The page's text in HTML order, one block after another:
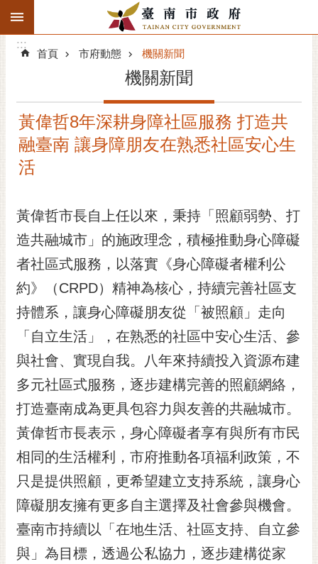
跳到主要內容區塊
搜
階
精彩府城
市府動態
市政資訊
市民互動
偉
哲
光
花
桐
花
祭
網
站
:::
:::
首頁 市府動態 機關新聞
機關新聞
黃偉哲8年深耕身障社區服務 打造共
融臺南 讓身障朋友在熟悉社區安心生
活
黃偉哲市長自上任以來，秉持「照顧弱勢、打
造共融城市」的施政理念，積極推動身心障礙
者社區式服務，以落實《身心障礙者權利公
約》（CRPD）精神為核心，持續完善社區支
持體系，讓身心障礙朋友從「被照顧」走向
「自立生活」，在熟悉的社區中安心生活、參
與社會、實現自我。八年來持續投入資源布建
多元社區式服務，逐步建構完善的照顧網絡，
打造臺南成為更具包容力與友善的共融城市。
黃偉哲市長表示，身心障礙者享有與所有市民
相同的生活權利，市府推動各項福利政策，不
只是提供照顧，更希望建立支持系統，讓身心
障礙朋友擁有更多自主選擇及社會參與機會。
臺南市持續以「在地生活、社區支持、自立參
與」為目標，透過公私協力，逐步建構從家